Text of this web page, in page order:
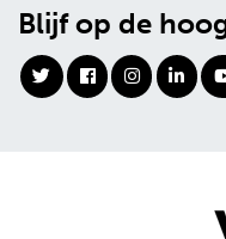
Blijf op de